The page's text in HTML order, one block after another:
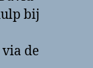
bij
de